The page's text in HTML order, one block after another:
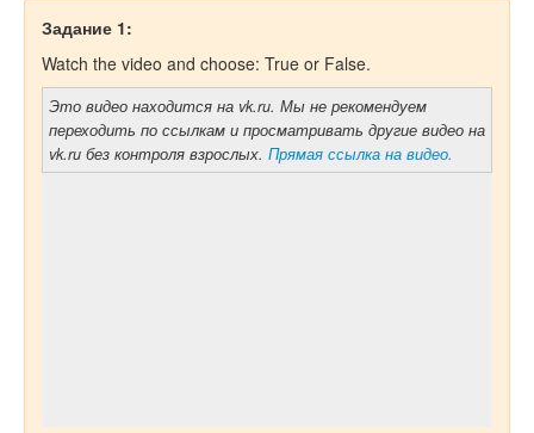
Задание 1:
Watch the video and choose: True or False.
Это видео находится на vk.ru. Мы не рекомендуем
переходить по ссылкам и просматривать другие видео на
vk.ru без контроля взрослых. Прямая ссылка на видео.